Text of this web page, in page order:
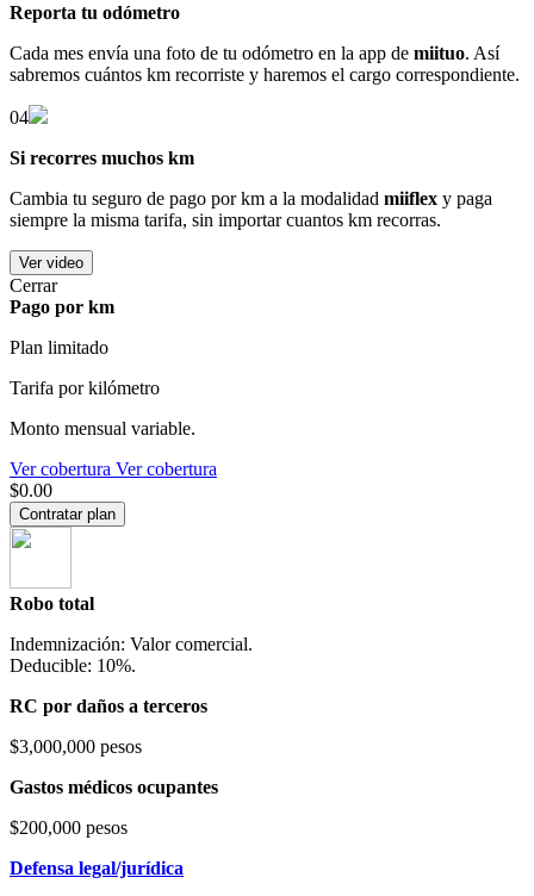
Reporta tu odómetro
Cada mes envía una foto de tu odómetro en la app de miituo. Así
sabremos cuántos km recorriste y haremos el cargo correspondiente.
04
Si recorres muchos km
Cambia tu seguro de pago por km a la modalidad miiflex y paga
siempre la misma tarifa, sin importar cuantos km recorras.
Ver video
Cerrar
Pago por km
Plan limitado
Tarifa por kilómetro
Monto mensual variable.
Ver cobertura Ver cobertura
$0.00
Contratar plan
Robo total
Indemnización: Valor comercial.
Deducible: 10%.
RC por daños a terceros
$3,000,000 pesos
Gastos médicos ocupantes
$200,000 pesos
Defensa legal/jurídica